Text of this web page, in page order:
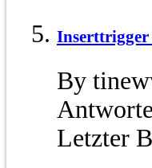
Inserttrigger
By
Letzter